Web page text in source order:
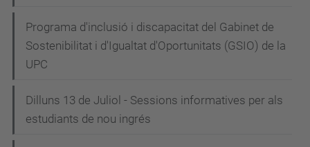
Programa d'inclusió i discapacitat del Gabinet de
Sostenibilitat i d'Igualtat d'Oportunitats (GSIO) de la
UPC
Dilluns 13 de Juliol - Sessions informatives per als
estudiants de nou ingrés